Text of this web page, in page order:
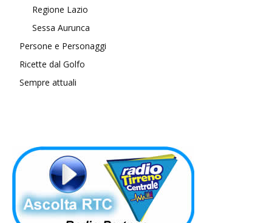
Regione Lazio
Sessa Aurunca
Persone e Personaggi
Ricette dal Golfo
Sempre attuali